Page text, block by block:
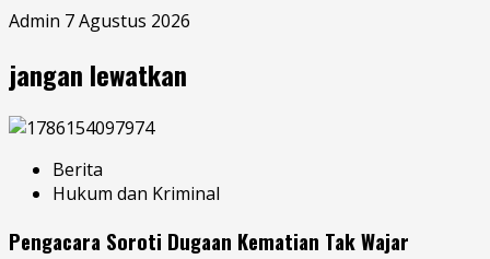
Admin 7 Agustus 2026
jangan lewatkan
Berita
Hukum dan Kriminal
Pengacara Soroti Dugaan Kematian Tak Wajar